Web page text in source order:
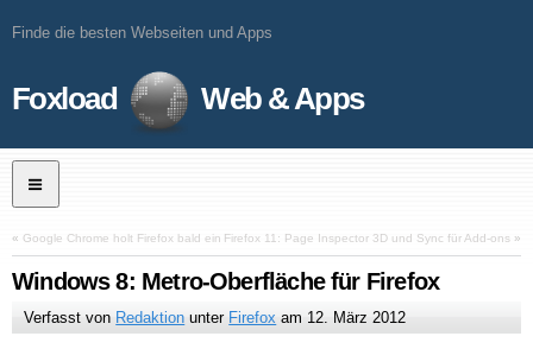
Finde die besten Webseiten und Apps
Foxload Web & Apps
« Google Chrome holt Firefox bald ein Firefox 11: Page Inspector 3D und Sync für Add-ons »
Windows 8: Metro-Oberfläche für Firefox
Verfasst von Redaktion unter Firefox am 12. März 2012